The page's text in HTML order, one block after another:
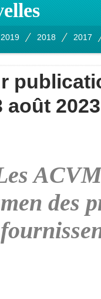
2019 2018 2017
août 2023
des